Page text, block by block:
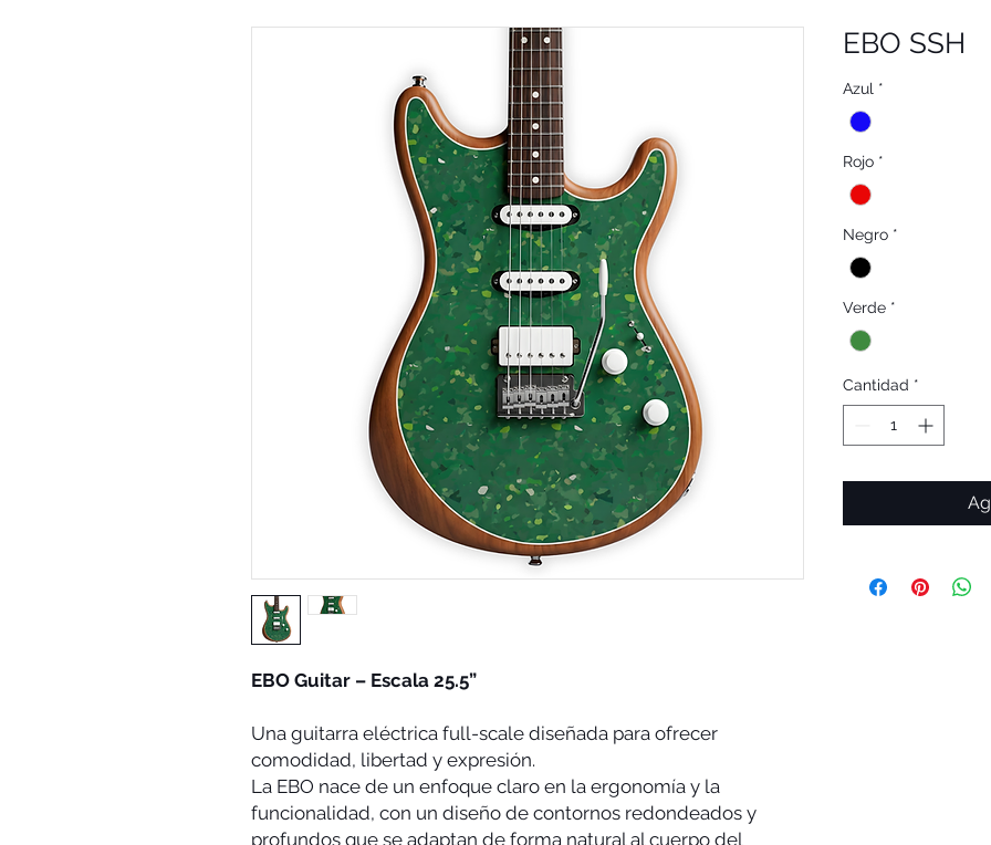
EBO Guitar – Escala 25.5”
Una guitarra eléctrica full-scale diseñada para ofrecer
comodidad, libertad y expresión.
La EBO nace de un enfoque claro en la ergonomía y la
funcionalidad, con un diseño de contornos redondeados y
profundos que se adaptan de forma natural al cuerpo del
EBO SSH
Azul *
Rojo *
Negro *
Verde *
Cantidad *